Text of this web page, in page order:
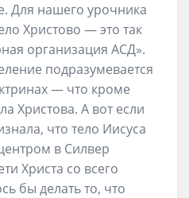
Для нашего урочника
Христово — это так
организация АСД».
подразумевается
— что кроме
Христова. А вот если
что тело Иисуса
в Силвер
Христа со всего
бы делать то, что